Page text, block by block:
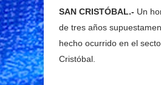
SAN CRISTÓBAL.- Un
de tres años
hecho ocurrido en el
Cristóbal.